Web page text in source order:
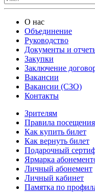
О нас
Объединение
Руководство
Документы и
Закупки
Заключение
Вакансии
Вакансии (СЗО)
Контакты
Зрителям
Правила посещения
Как купить билет
Как вернуть билет
Подарочный
Ярмарка
Личный абонемент
Личный кабинет
Памятка по